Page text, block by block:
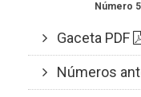
Número
Gaceta PDF
Números